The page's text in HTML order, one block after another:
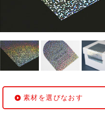
素材を選びなおす